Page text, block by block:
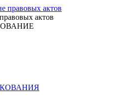
актов